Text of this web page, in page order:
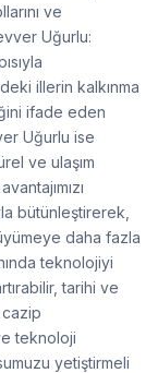
ve
Uğurlu:
illerin kalkınma
ifade eden
Uğurlu ise
ve ulaşım
bütünleştirerek,
daha fazla
teknolojiyi
tarihi ve
teknoloji
yetiştirmeli